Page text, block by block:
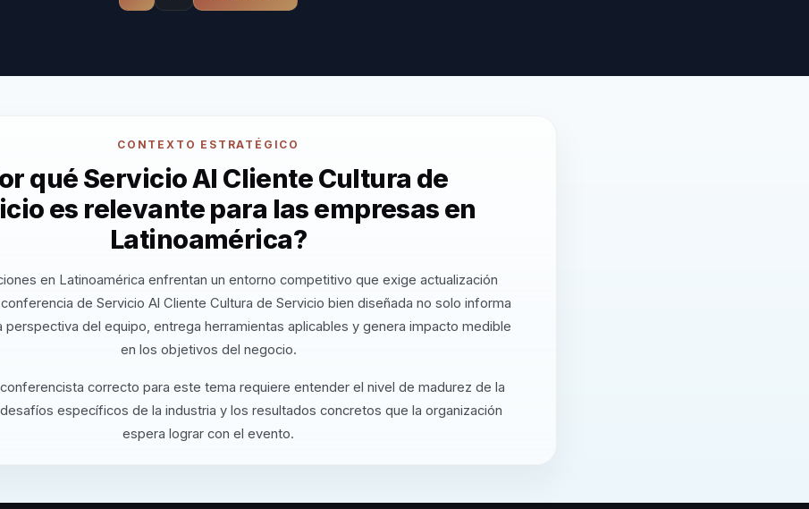
CONTEXTO ESTRATÉGICO
qué Servicio Al Cliente Cultura de
es relevante para las empresas en
Latinoamérica?
en Latinoamérica enfrentan un entorno competitivo que exige actualización
de Servicio Al Cliente Cultura de Servicio bien diseñada no solo informa
del equipo, entrega herramientas aplicables y genera impacto medible
en los objetivos del negocio.
correcto para este tema requiere entender el nivel de madurez de la
específicos de la industria y los resultados concretos que la organización
espera lograr con el evento.